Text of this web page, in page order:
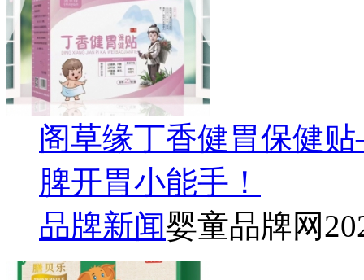
阁草缘丁香健胃保健
脾开胃小能手！
品牌新闻婴童品牌网